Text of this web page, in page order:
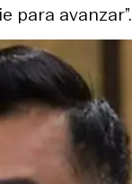
para avanzar”.